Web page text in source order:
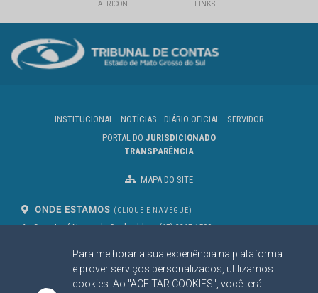
Para melhorar a sua experiência na plataforma
e prover serviços personalizados, utilizamos
cookies. Ao "ACEITAR COOKIES", você terá
ATRICON LINKS
INSTITUCIONAL NOTÍCIAS DIÁRIO OFICIAL
SERVIDOR
PORTAL DO JURISDICIONADO
TRANSPARÊNCIA
MAPA DO SITE
ONDE ESTAMOS (CLIQUE E NAVEGUE)
Av. Des. José Nunes da Cunha, bloco
Campo Grande/MS
CEP: 79031-310
(67) 3317-1500